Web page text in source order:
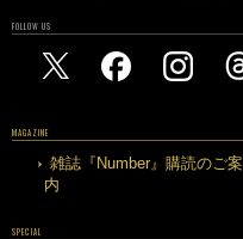
FOLLOW US
MAGAZINE
雑誌『Number』購読のご案
内
SPECIAL